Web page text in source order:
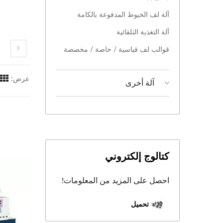
عرض:
آلة لف الخيوط المدفوعة بالكامة
آلة التغذية التلقائية
قوالب لف قياسية / خاصة / مخصصة
آلة أخرى
كتالوج إلكتروني
احصل على المزيد من المعلومات!
تحميل